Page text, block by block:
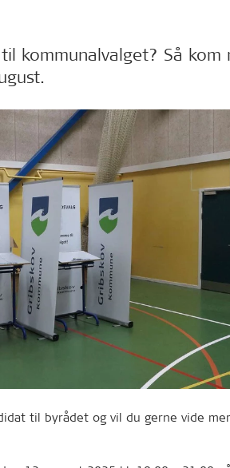
kommunalvalget? Så kom
til byrådet og vil du gerne vide